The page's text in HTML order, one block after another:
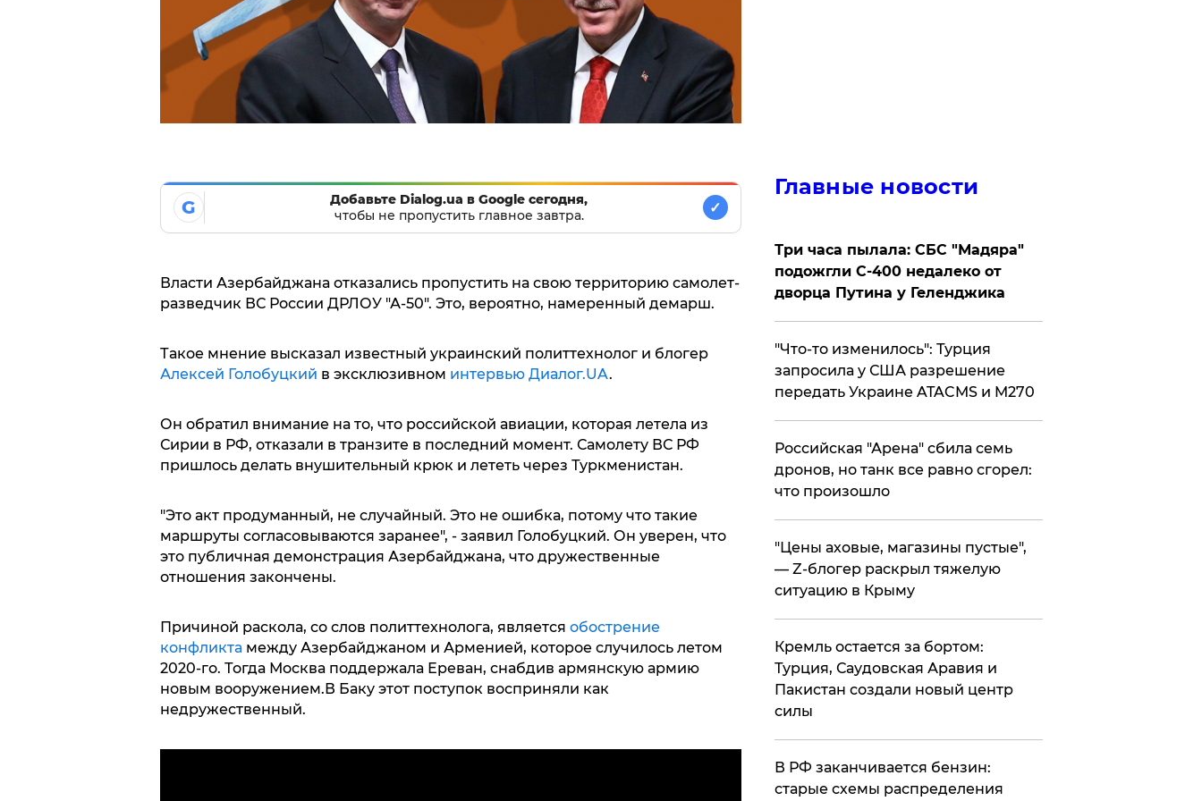
G
Добавьте Dialog.ua в Google сегодня,
чтобы не пропустить главное завтра.
✓
Власти Азербайджана отказались пропустить на свою территорию самолет-
разведчик ВС России ДРЛОУ "А-50". Это, вероятно, намеренный демарш.
Такое мнение высказал известный украинский политтехнолог и блогер
Алексей Голобуцкий в эксклюзивном интервью Диалог.UA.
Он обратил внимание на то, что российской авиации, которая летела из
Сирии в РФ, отказали в транзите в последний момент. Самолету ВС РФ
пришлось делать внушительный крюк и лететь через Туркменистан.
"Это акт продуманный, не случайный. Это не ошибка, потому что такие
маршруты согласовываются заранее", - заявил Голобуцкий. Он уверен, что
это публичная демонстрация Азербайджана, что дружественные
отношения закончены.
Причиной раскола, со слов политтехнолога, является обострение
конфликтамежду Азербайджаном и Арменией, которое случилось летом
2020-го. Тогда Москва поддержала Ереван, снабдив армянскую армию
новым вооружением.В Баку этот поступок восприняли как
недружественный.
Главные новости
Три часа пылала: СБС "Мадяра"
подожгли С-400 недалеко от
дворца Путина у Геленджика
​"Что-то изменилось": Турция
запросила у США разрешение
передать Украине ATACMS и M270
​Российская "Арена" сбила семь
дронов, но танк все равно сгорел:
что произошло
​"Цены аховые, магазины пустые",
— Z-блогер раскрыл тяжелую
ситуацию в Крыму
​Кремль остается за бортом:
Турция, Саудовская Аравия и
Пакистан создали новый центр
силы
​В РФ заканчивается бензин:
старые схемы распределения